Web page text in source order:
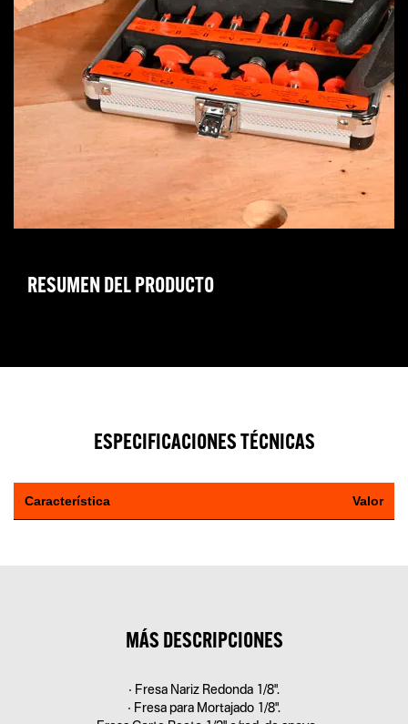
RESUMEN DEL PRODUCTO
ESPECIFICACIONES TÉCNICAS
Característica Valor
MÁS DESCRIPCIONES
• Fresa Nariz Redonda 1/8".
• Fresa para Mortajado 1/8".